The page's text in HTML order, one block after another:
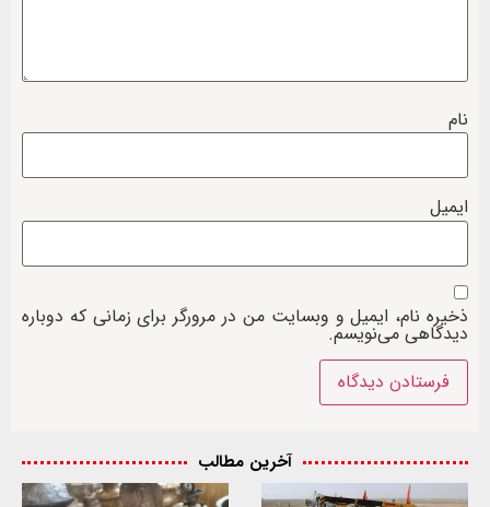
نام
ایمیل
ذخیره نام، ایمیل و وبسایت من در مرورگر برای زمانی که دوباره
دیدگاهی می‌نویسم.
آخرین مطالب